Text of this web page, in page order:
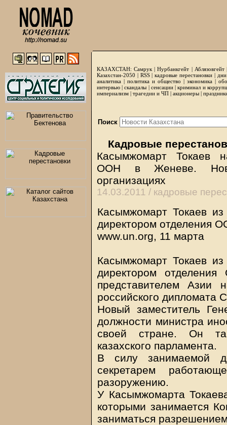
КАЗАХСТАН: Самрук |Нурбанкгейт | Аблязовгейт
Казахстан-2050 | RSS|кадровые перестановки|
аналитика | политика и общество | экономика |
интервью |скандалы | сенсации|криминал и
империализм | трагедии и ЧП | акционеры |
Поиск
Кадровые
Касымжомарт Токаев
ООН в Женеве.
организациях
14.03.2011 / кадровые
Касымжомарт Токаев
директором отделения
www.un.org, 11 марта
Касымжомарт Токаев
директором
представителем
российского дипломата
Новый заместитель
должности министра
своей стране. Он
казахского парламента.
В силу занимаемой
секретарем
разоружению.
У Касымжомарта
которыми занимается
заниматься